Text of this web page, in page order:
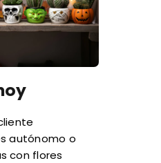
autónomo o
con flores